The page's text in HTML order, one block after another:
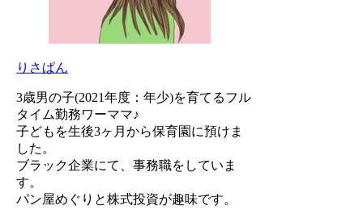
りさぱん
3歳男の子(2021年度：年少)を育てるフル
タイム勤務ワーママ♪
子どもを生後3ヶ月から保育園に預けま
した。
ブラック企業にて、事務職をしていま
す。
パン屋めぐりと株式投資が趣味です。